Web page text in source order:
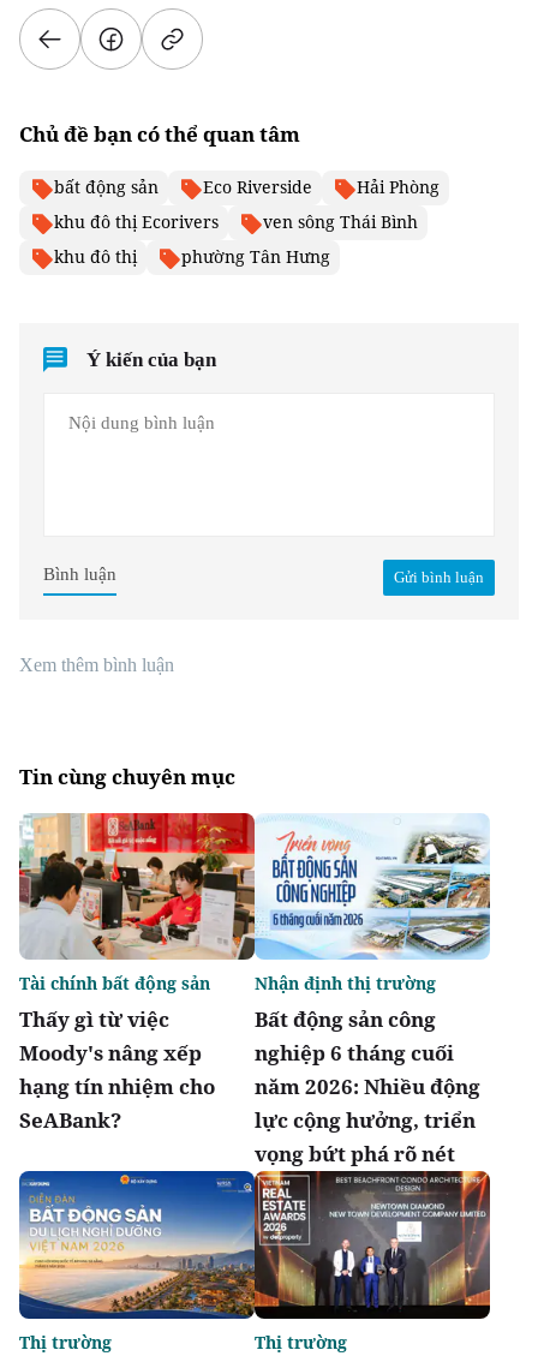
Chủ đề bạn có thể quan tâm
bất động sản Eco Riverside
Hải Phòng
khu đô thị Ecorivers
ven sông Thái Bình
khu đô thị
phường Tân Hưng
Ý kiến của bạn
Gửi bình luận
Bình luận
Xem thêm bình luận
Tin cùng chuyên mục
Thấy gì từ việc
Moody's nâng xếp
hạng tín nhiệm cho
SeABank?
Tài chính bất động sản
Bất động sản công
nghiệp 6 tháng cuối
năm 2026: Nhiều động
lực cộng hưởng, triển
vọng bứt phá rõ nét
Nhận định thị trường
Thị trường Thị trường